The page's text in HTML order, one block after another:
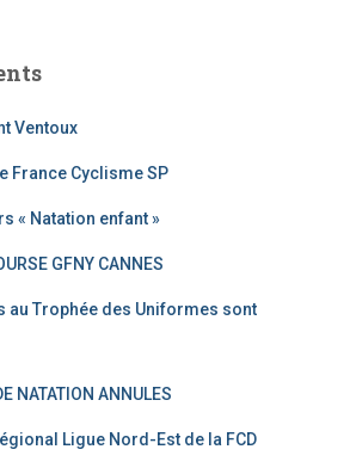
Ventoux
France Cyclisme SP
« Natation enfant »
GFNY CANNES
au Trophée des Uniformes sont
NATATION ANNULES
Ligue Nord-Est de la FCD